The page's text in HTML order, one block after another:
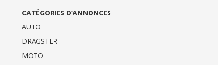
CATÉGORIES D’ANNONCES
AUTO
DRAGSTER
MOTO